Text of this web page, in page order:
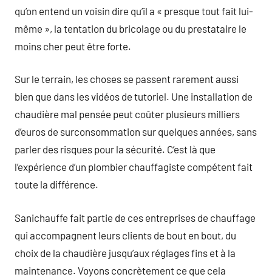
qu’on entend un voisin dire qu’il a « presque tout fait lui-
même », la tentation du bricolage ou du prestataire le
moins cher peut être forte.
Sur le terrain, les choses se passent rarement aussi
bien que dans les vidéos de tutoriel. Une installation de
chaudière mal pensée peut coûter plusieurs milliers
d’euros de surconsommation sur quelques années, sans
parler des risques pour la sécurité. C’est là que
l’expérience d’un plombier chauffagiste compétent fait
toute la différence.
Sanichauffe fait partie de ces entreprises de chauffage
qui accompagnent leurs clients de bout en bout, du
choix de la chaudière jusqu’aux réglages fins et à la
maintenance. Voyons concrètement ce que cela